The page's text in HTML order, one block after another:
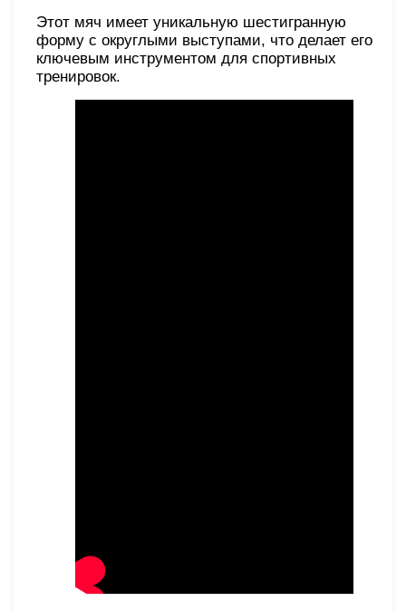
Этот мяч имеет уникальную шестигранную
форму с округлыми выступами, что делает его
ключевым инструментом для спортивных
тренировок.